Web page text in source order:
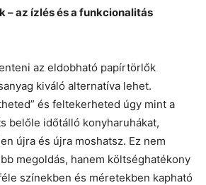
– az ízlés és a funkcionalitás
az eldobható papírtörlők
kiváló alternatíva lehet.
és feltekerheted úgy mint a
belőle időtálló konyharuhákat,
újra és újra moshatsz. Ez nem
megoldás, hanem költséghatékony
színekben és méretekben kapható